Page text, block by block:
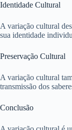
Identidade Cultural
A variação cultural
sua identidade
Preservação Cultural
A variação cultural
transmissão dos
Conclusão